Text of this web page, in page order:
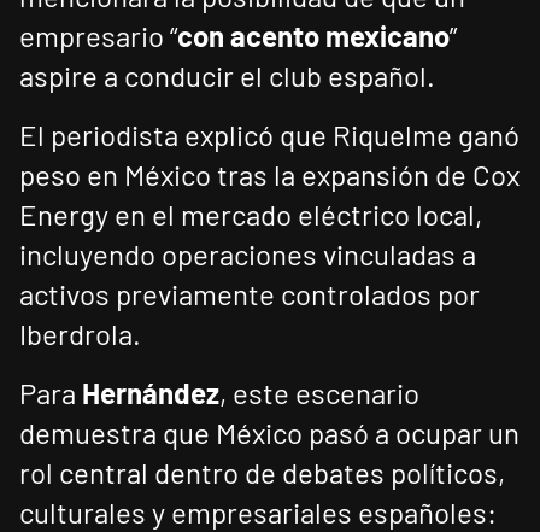
empresario “con acento mexicano”
aspire a conducir el club español.
El periodista explicó que Riquelme ganó
peso en México tras la expansión de Cox
Energy en el mercado eléctrico local,
incluyendo operaciones vinculadas a
activos previamente controlados por
Iberdrola.
Para Hernández, este escenario
demuestra que México pasó a ocupar un
rol central dentro de debates políticos,
culturales y empresariales españoles: